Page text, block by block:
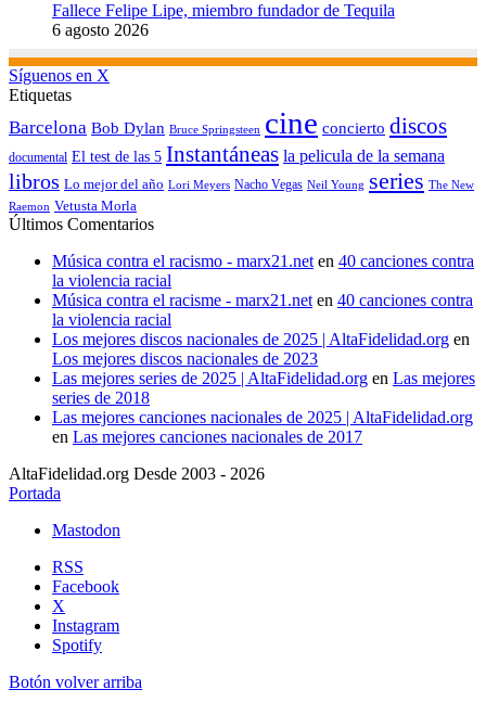
Fallece Felipe Lipe, miembro fundador de Tequila
6 agosto 2026
Síguenos en X
Etiquetas
Barcelona Bob Dylan Bruce Springsteen cine concierto discos
documental El test de las 5 Instantáneas la pelicula de la semana
libros Lo mejor del año Lori Meyers Nacho Vegas Neil Young series The New
Raemon Vetusta Morla
Últimos Comentarios
Música contra el racismo - marx21.neten 40 canciones contra
la violencia racial
Música contra el racisme - marx21.neten 40 canciones contra
la violencia racial
Los mejores discos nacionales de 2025 | AltaFidelidad.org en
Los mejores discos nacionales de 2023
Las mejores series de 2025 | AltaFidelidad.org en Las mejores
series de 2018
Las mejores canciones nacionales de 2025 | AltaFidelidad.org
en Las mejores canciones nacionales de 2017
AltaFidelidad.org Desde 2003 - 2026
Portada
Mastodon
RSS
Facebook
X
Instagram
Spotify
Botón volver arriba